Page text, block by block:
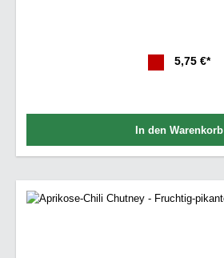
5,75 €*
In den Warenkorb